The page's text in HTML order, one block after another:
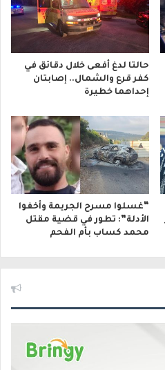
حالتا لدغ أفعى خلال دقائق في
كفر قرع والشمال.. إصابتان
إحداهما خطيرة
“غسلوا مسرح الجريمة وأخفوا
الأدلة”: تطور في قضية مقتل
محمد كساب بأم الفحم